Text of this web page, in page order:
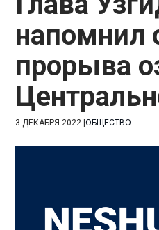
напомнил
прорыва
3 ДЕКАБРЯ 2022 |ОБЩЕСТВО